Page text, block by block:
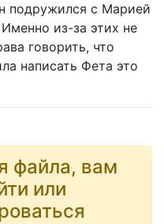
подружился с Марией
из-за этих не
говорить, что
написать Фета это
файла, вам
или